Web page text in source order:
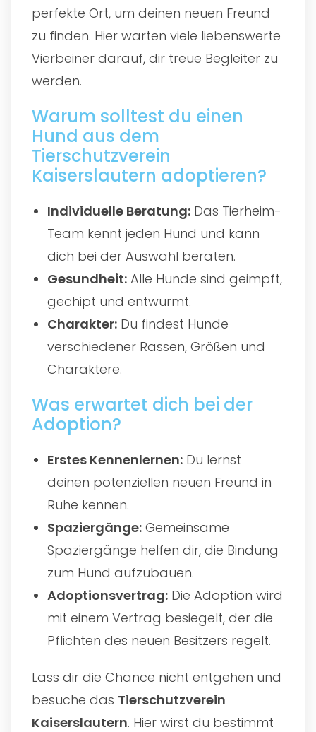
perfekte Ort, um deinen neuen Freund
zu finden. Hier warten viele liebenswerte
Vierbeiner darauf, dir treue Begleiter zu
werden.
Warum solltest du einen
Hund aus dem
Tierschutzverein
Kaiserslautern adoptieren?
Individuelle Beratung: Das Tierheim-
Team kennt jeden Hund und kann
dich bei der Auswahl beraten.
Gesundheit: Alle Hunde sind geimpft,
gechipt und entwurmt.
Charakter: Du findest Hunde
verschiedener Rassen, Größen und
Charaktere.
Was erwartet dich bei der
Adoption?
Erstes Kennenlernen: Du lernst
deinen potenziellen neuen Freund in
Ruhe kennen.
Spaziergänge: Gemeinsame
Spaziergänge helfen dir, die Bindung
zum Hund aufzubauen.
Adoptionsvertrag: Die Adoption wird
mit einem Vertrag besiegelt, der die
Pflichten des neuen Besitzers regelt.
Lass dir die Chance nicht entgehen und
besuche das Tierschutzverein
Kaiserslautern. Hier wirst du bestimmt